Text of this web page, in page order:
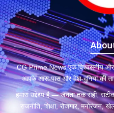
CG Prime News एक विश्वसनीय और
आपके आस-पास और देश-दुनिया की
हमारा उद्देश्य है — जनता तक सही,
राजनीति, शिक्षा, रोजगार,